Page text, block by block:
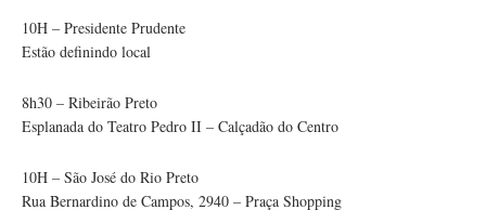
10H – Presidente Prudente
Estão definindo local
8h30 – Ribeirão Preto
Esplanada do Teatro Pedro II – Calçadão do Centro
10H – São José do Rio Preto
Rua Bernardino de Campos, 2940 – Praça Shopping